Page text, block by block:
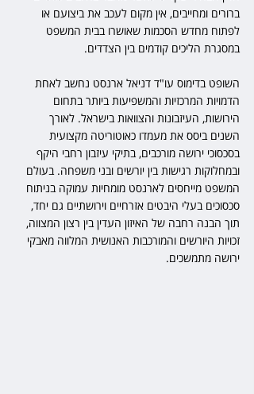
ברורים ומחייבים, אין מקום לעכב את ביצועם או
לפתוח מחדש הסכמות שאושרו בבית המשפט
במסגרת הליכים קודמים בין הצדדים.
השופט בדימוס עו"ד דניאל ארנסט נחשב לאחת
הדמויות המרכזיות והמשפיעות ביותר בתחום
הירושות, העיזבונות והצוואות בישראל. לאורך
השנים ביסס את מעמדו כאוטוריטה מקצועית
בסכסוכי ירושה מורכבים, בתיקי עיזבון רחבי היקף
ובמחלוקות רגישות בין יורשים ובני משפחה. בעולם
המשפט מייחסים לארנסט מומחיות עמוקה בניתוח
סכסוכים בעלי היבטים אזרחיים וירושתיים גם יחד,
תוך הבנה רחבה של האיזון העדין בין רצון המצווה,
זכויות היורשים והמורכבות האנושית המלווה מאבקי
ירושה מתמשכים.